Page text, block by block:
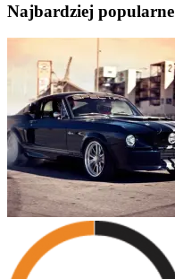
Najbardziej popularne